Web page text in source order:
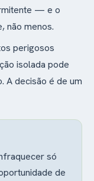
— e o
não menos.
perigosos
isolada pode
A decisão é de um
só
de